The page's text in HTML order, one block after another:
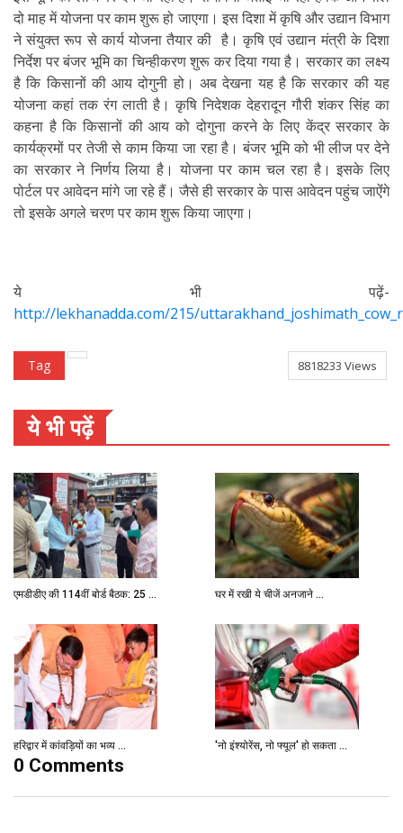
दो माह में योजना पर काम शुरू हो जाएगा। इस दिशा में कृषि और उद्यान विभाग
ने संयुक्त रूप से कार्य योजना तैयार की है। कृषि एवं उद्यान मंत्री के दिशा
निर्देश पर बंजर भूमि का चिन्हीकरण शुरू कर दिया गया है। सरकार का लक्ष्य
है कि किसानों की आय दोगुनी हो। अब देखना यह है कि सरकार की यह
योजना कहां तक रंग लाती है। कृषि निदेशक देहरादून गौरी शंकर सिंह का
कहना है कि किसानों की आय को दोगुना करने के लिए केंद्र सरकार के
कार्यक्रमों पर तेजी से काम किया जा रहा है। बंजर भूमि को भी लीज पर देने
का सरकार ने निर्णय लिया है। योजना पर काम चल रहा है। इसके लिए
पोर्टल पर आवेदन मांगे जा रहे हैं। जैसे ही सरकार के पास आवेदन पहुंच जाऐंंगे
तो इसके अगले चरण पर काम शुरू किया जाएगा।
ये भी पढ़ें-
http://lekhanadda.com/215/
Tag 8818233 Views
ये भी पढ़ें
एमडीडीए की 114वीं बोर्ड बैठक: 25 ... घर में रखी ये चीजें अनजाने ...
हरिद्वार में कांवड़ियों का भव्य ... 'नो इंश्योरेंस, नो फ्यूल' हो सकता ...
0 Comments